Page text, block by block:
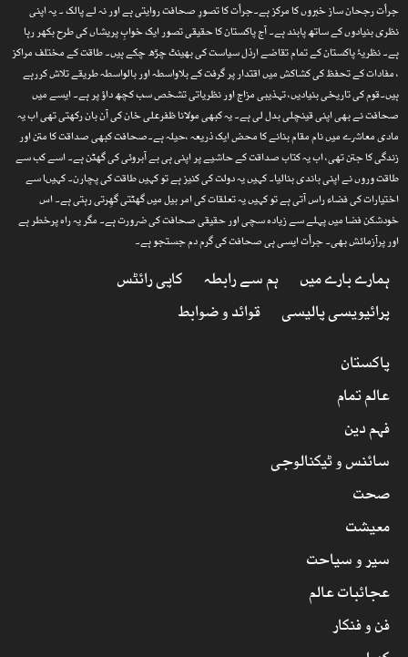
جرأت رجحان ساز خبروں کا مرکز ہے۔جرأت کا تصورِ صحافت روایتی ہے اور نہ لے پالک ۔ یہ اپنی
نظری بنیادوں کے ساتھ پابند ہے۔ آج پاکستان کا حقیقی تصور ایک خوابِ پریشاں کی طرح بکھر رہا
ہے۔ نظریۂ پاکستان کے تمام تقاضے ارذل سیاست کی بھینٹ چڑھ چکے ہیں۔ طاقت کے مختلف مراکز
، مفادات کے تحفظ کی کشاکش میں اقتدار پر گرفت کے بلاواسطہ اور بالواسطہ طریقے تلاش کررہے
ہیں۔قوم کی تاریخی بنیادیں، تہذیبی مزاج اور نظریاتی تشخص سب کچھ داؤ پر ہے۔ ایسے میں
صحافت نے بھی اپنی قینچلی بدل لی ہے۔ یہ کبھی مولانا ظفرعلی خان کی آن بان رکھتی تھی اب یہ
مادی معاشرے میں نام مقام بنانے کا محض ایک ذریعہ ،حیلہ ہے۔صحافت کبھی صداقت کا متن اور
زندگی کا جتن تھی، اب یہ کتاب صداقت کے حاشیے پر اپنی ہی بے آبروئی کی گھٹن ہے۔ اسے کب سے
طاقت وروں نے اپنی باندی بنالیا۔ کہیں یہ دولت کی کنیز ہے تو کہیں طاقت کی پچارن۔ کہیںا سے
اختیارات کی فضاء راس آتی ہے تو کہیں یہ تعلقات کی امر بیل میں گھٹتی گھِرتی رہتی ہے۔ اس
خودشکن فضا میں پہلے سے زیادہ سچی اور حقیقی صحافت کی ضرورت ہے۔ مگر یہ راہ پرخطر ہے
اور پرآزمائش بھی۔ جرأت ایسی ہی صحافت کی گرم دم جستجو ہے۔
ہمارے بارے میں ہم سے رابطہ
کاپی رائٹس
پرائیویسی پالیسی
قوائد و ضوابط
پاکستان
عالم تمام
فہم دین
سائنس و ٹیکنالوجی
صحت
معیشت
سیر و سیاحت
عجائبات عالم
فن و فنکار